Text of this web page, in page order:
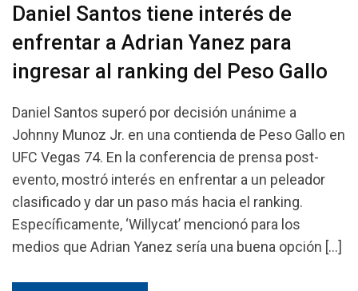
Daniel Santos tiene interés de
enfrentar a Adrian Yanez para
ingresar al ranking del Peso Gallo
Daniel Santos superó por decisión unánime a
Johnny Munoz Jr. en una contienda de Peso Gallo en
UFC Vegas 74. En la conferencia de prensa post-
evento, mostró interés en enfrentar a un peleador
clasificado y dar un paso más hacia el ranking.
Específicamente, ‘Willycat’ mencionó para los
medios que Adrian Yanez sería una buena opción […]